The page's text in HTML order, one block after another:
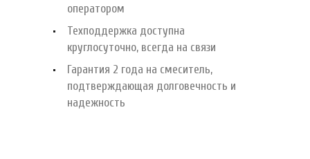
оператором
Техподдержка доступна
круглосуточно, всегда на связи
Гарантия 2 года на смеситель,
подтверждающая долговечность и
надежность